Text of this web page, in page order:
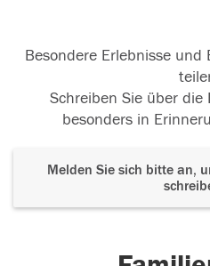
Besondere Erlebnisse
Schreiben Sie über die
besonders in
Melden Sie sich bitte an,